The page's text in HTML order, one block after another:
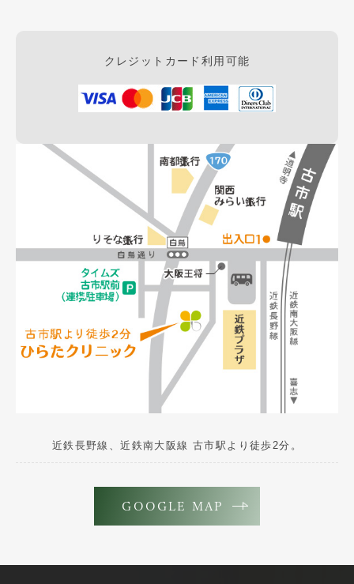
クレジットカード利用可能
近鉄長野線、近鉄南大阪線 古市駅より徒歩2分。
GOOGLE MAP